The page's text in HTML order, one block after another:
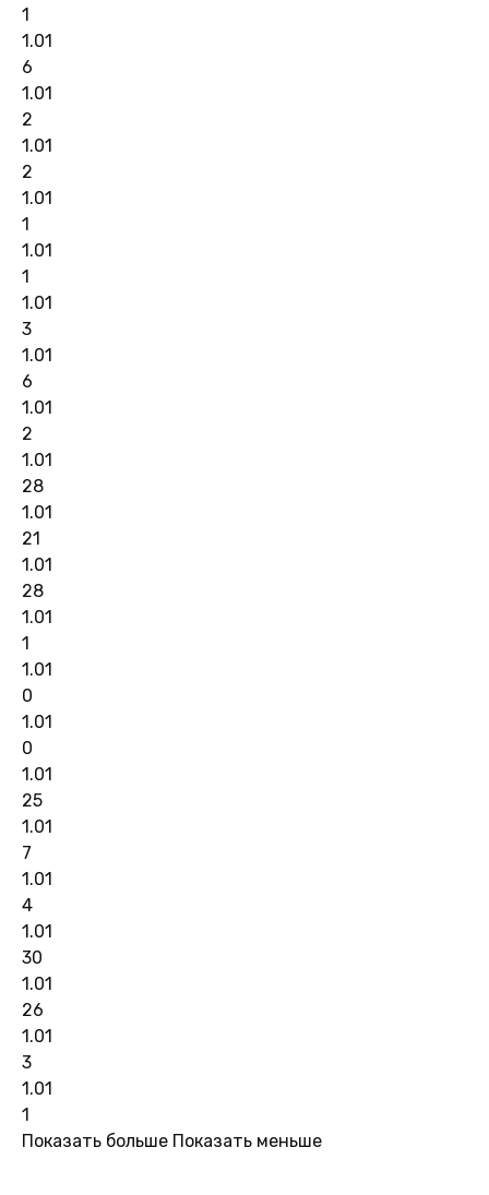
1
1.01
6
1.01
2
1.01
2
1.01
1
1.01
1
1.01
3
1.01
6
1.01
2
1.01
28
1.01
21
1.01
28
1.01
1
1.01
0
1.01
0
1.01
25
1.01
7
1.01
4
1.01
30
1.01
26
1.01
3
1.01
1
Показать больше Показать меньше